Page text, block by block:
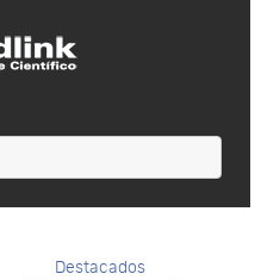
Destacados